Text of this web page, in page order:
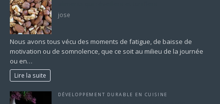
jose
Nous avons tous vécu des moments de fatigue, de baisse de
motivation ou de somnolence, que ce soit au milieu de la journée
ou en…
Lire la suite
DÉVELOPPEMENT DURABLE EN CUISINE